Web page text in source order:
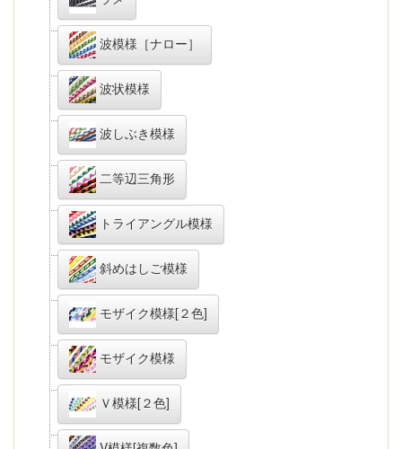
波模様［ナロー］
波状模様
波しぶき模様
二等辺三角形
トライアングル模様
斜めはしご模様
モザイク模様[２色]
モザイク模様
Ｖ模様[２色]